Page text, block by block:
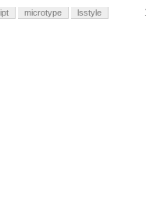
microtype lsstyle